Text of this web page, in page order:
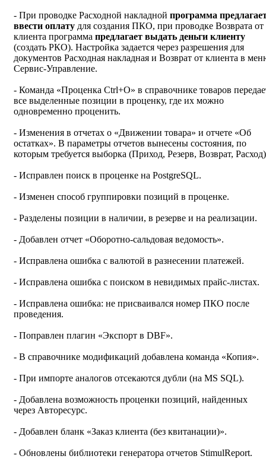
- При проводке Расходной накладной программа
ввести оплату для создания ПКО, при проводке Возврата от
клиента программа предлагает выдать деньги клиенту
(создать РКО). Настройка задается через разрешения для
документов Расходная накладная и Возврат от клиента в
Сервис-Управление.
- Команда «Проценка Ctrl+O» в справочнике товаров
все выделенные позиции в проценку, где их можно
одновременно проценить.
- Изменения в отчетах о «Движении товара» и отчете «Об
остатках». В параметры отчетов вынесены состояния, по
которым требуется выборка (Приход, Резерв, Возврат,
- Исправлен поиск в проценке на PostgreSQL.
- Изменен способ группировки позиций в проценке.
- Разделены позиции в наличии, в резерве и на реализации.
- Добавлен отчет «Оборотно-сальдовая ведомость».
- Исправлена ошибка с валютой в разнесении платежей.
- Исправлена ошибка с поиском в невидимых прайс-листах.
- Исправлена ошибка: не присваивался номер ПКО после
проведения.
- Поправлен плагин «Экспорт в DBF».
- В справочнике модификаций добавлена команда «Копия».
- При импорте аналогов отсекаются дубли (на MS SQL).
- Добавлена возможность проценки позиций, найденных
через Авторесурс.
- Добавлен бланк «Заказ клиента (без квитанации)».
- Обновлены библиотеки генератора отчетов StimulReport.